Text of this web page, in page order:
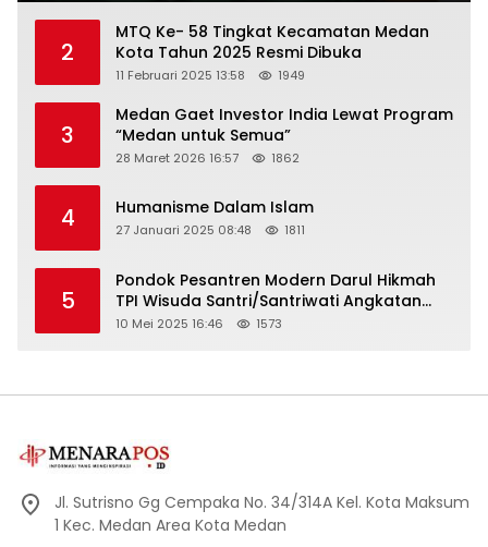
2
MTQ Ke- 58 Tingkat Kecamatan Medan
Kota Tahun 2025 Resmi Dibuka
11 Februari 2025 13:58 1949
3
Medan Gaet Investor India Lewat Program
“Medan untuk Semua”
28 Maret 2026 16:57 1862
4 Humanisme Dalam Islam
27 Januari 2025 08:48 1811
5
Pondok Pesantren Modern Darul Hikmah
TPI Wisuda Santri/Santriwati Angkatan
XXXIII
10 Mei 2025 16:46 1573
Jl. Sutrisno Gg Cempaka No. 34/314A Kel. Kota Maksum
1 Kec. Medan Area Kota Medan